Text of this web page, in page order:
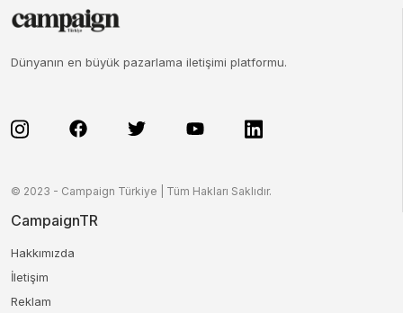
Dünyanın en büyük pazarlama iletişimi platformu.
© 2023 - Campaign Türkiye | Tüm Hakları Saklıdır.
CampaignTR
Hakkımızda
İletişim
Reklam